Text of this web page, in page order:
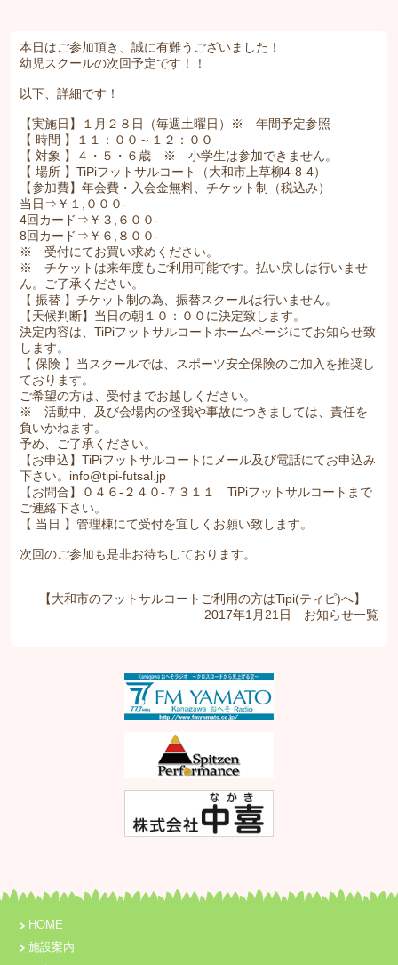
本日はご参加頂き、誠に有難うございました！
幼児スクールの次回予定です！！
以下、詳細です！
【実施日】１月２８日（毎週土曜日）※ 年間予定参照
【 時間 】１１：００～１２：００
【 対象 】４・５・６歳 ※ 小学生は参加できません。
【 場所 】TiPiフットサルコート（大和市上草柳4-8-4）
【参加費】年会費・入会金無料、チケット制（税込み）
当日⇒￥１,０００-
4回カード⇒￥３,６００-
8回カード⇒￥６,８００-
※ 受付にてお買い求めください。
※ チケットは来年度もご利用可能です。払い戻しは行いませ
ん。ご了承ください。
【 振替 】チケット制の為、振替スクールは行いません。
【天候判断】当日の朝１０：００に決定致します。
決定内容は、TiPiフットサルコートホームページにてお知らせ致
します。
【 保険 】当スクールでは、スポーツ安全保険のご加入を推奨し
ております。
ご希望の方は、受付までお越しください。
※ 活動中、及び会場内の怪我や事故につきましては、責任を
負いかねます。
予め、ご了承ください。
【お申込】TiPiフットサルコートにメール及び電話にてお申込み
下さい。info@tipi-futsal.jp
【お問合】０４６-２４０-７３１１ TiPiフットサルコートまで
ご連絡下さい。
【 当日 】管理棟にて受付を宜しくお願い致します。
次回のご参加も是非お待ちしております。
【大和市のフットサルコートご利用の方はTipi(ティピ)へ】
2017年1月21日 お知らせ一覧
HOME
施設案内